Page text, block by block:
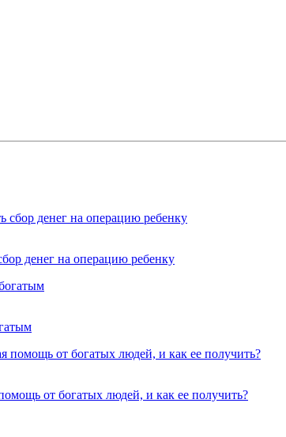
денег на операцию ребенку
от богатых людей, и как ее получить?